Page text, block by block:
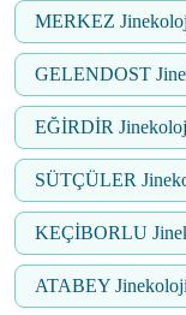
MERKEZ
GELENDOST
EĞİRDİR
SÜTÇÜLER
KEÇİBORLU
ATABEY